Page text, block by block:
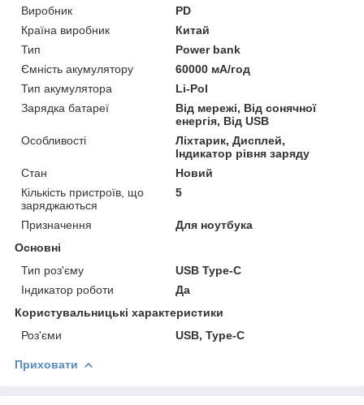
Виробник
PD
Країна виробник
Китай
Тип
Power bank
Ємність акумулятору
60000 мА/год
Тип акумулятора
Li-Pol
Зарядка батареї
Від мережі, Від сонячної
енергія, Від USB
Особливості
Ліхтарик, Дисплей,
Індикатор рівня заряду
Стан
Новий
Кількість пристроїв, що
заряджаються
5
Призначення
Для ноутбука
Основні
Тип роз'єму
USB Type-C
Індикатор роботи
Да
Користувальницькі характеристики
Роз'єми
USB, Type-C
Приховати